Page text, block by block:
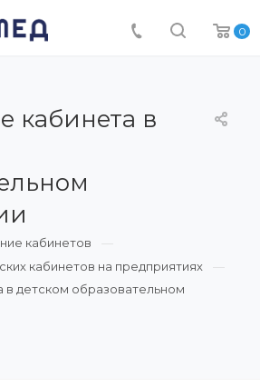
0
кабинета в
кабинетов
кабинетов на предприятиях
детском образовательном